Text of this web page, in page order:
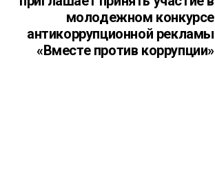
молодежном конкурсе
антикоррупционной рекламы
«Вместе против коррупции»